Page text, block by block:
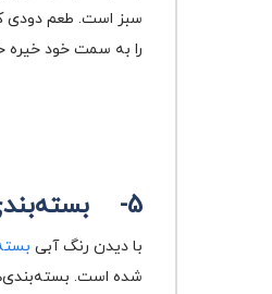
سبز است. طعم دودی
را به سمت خود خیره
5-
با دیدن رنگ آبی
شده است.